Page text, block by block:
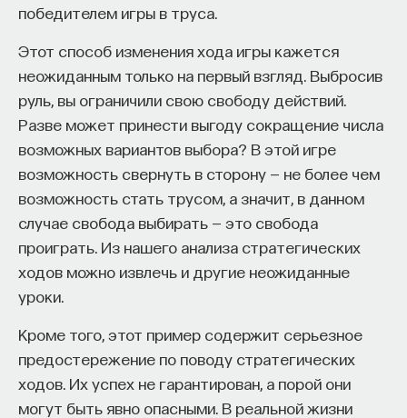
победителем игры в труса.
Этот способ изменения хода игры кажется
неожиданным только на первый взгляд. Выбросив
руль, вы ограничили свою свободу действий.
Разве может принести выгоду сокращение числа
возможных вариантов выбора? В этой игре
возможность свернуть в сторону — не более чем
возможность стать трусом, а значит, в данном
случае свобода выбирать — это свобода
проиграть. Из нашего анализа стратегических
ходов можно извлечь и другие неожиданные
уроки.
Кроме того, этот пример содержит серьезное
предостережение по поводу стратегических
ходов. Их успех не гарантирован, а порой они
могут быть явно опасными. В реальной жизни